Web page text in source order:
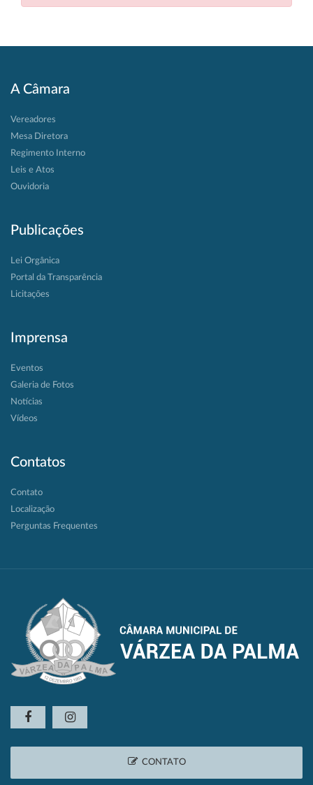
A Câmara
Vereadores
Mesa Diretora
Regimento Interno
Leis e Atos
Ouvidoria
Publicações
Lei Orgânica
Portal da Transparência
Licitações
Imprensa
Eventos
Galeria de Fotos
Notícias
Vídeos
Contatos
Contato
Localização
Perguntas Frequentes
CONTATO